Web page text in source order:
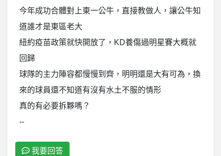
今年成功合體對上東一公牛，直接教做人，讓公牛知
道誰才是東區老大
紐約疫苗政策就快開放了，KD養傷過明星賽大概就
回歸
球隊的主力陣容都慢慢到齊，明明還是大有可為，換
來的球員還不知道有沒有水土不服的情形
真的有必要拆夥嗎？
--
我要回答